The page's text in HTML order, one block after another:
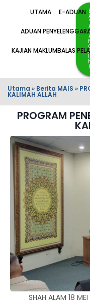
UTAMA E-ADUAN
ADUAN
KAJIAN MAKLUMBALAS
Utama » Berita MAIS »
KALIMAH ALLAH
PROGRAM
SHAH ALAM 18